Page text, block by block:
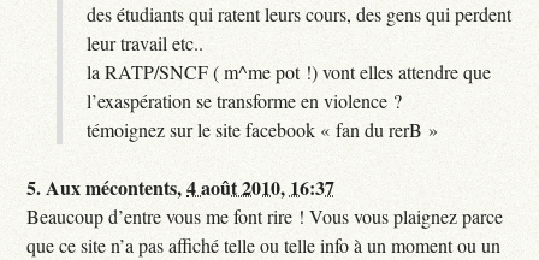
des étudiants qui ratent leurs cours, des gens qui perdent
leur travail etc..
la RATP/SNCF ( m^me pot !) vont elles attendre que
l’exaspération se transforme en violence ?
témoignez sur le site facebook « fan du rerB »
5.Aux mécontents,4 août 2010, 16:37
Beaucoup d’entre vous me font rire ! Vous vous plaignez parce
que ce site n’a pas affiché telle ou telle info à un moment ou un